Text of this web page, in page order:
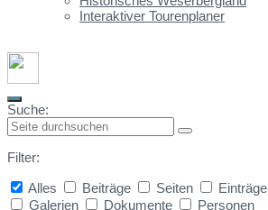
Interaktiver Tourenplaner
Suche:
Filter:
Alles
Beiträge Seiten Einträge
Galerien
Dokumente Personen